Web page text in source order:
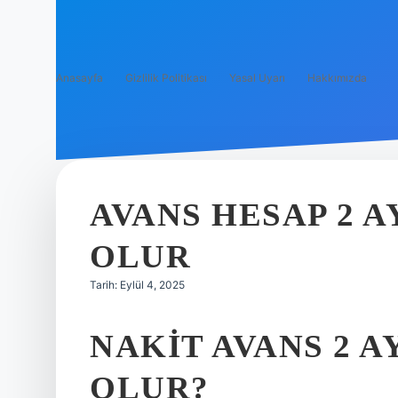
Anasayfa Gizlilik Politikası Yasal Uyarı Hakkımızda
AVANS HESAP 2
OLUR
Tarih: Eylül 4, 2025
NAKIT AVANS 2
OLUR?